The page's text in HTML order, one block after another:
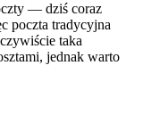
— dziś coraz
poczta tradycyjna
taka
jednak warto